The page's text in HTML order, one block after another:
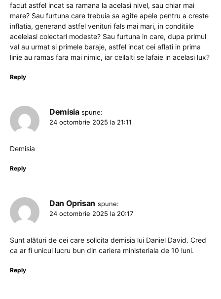
facut astfel incat sa ramana la acelasi nivel, sau chiar mai
mare? Sau furtuna care trebuia sa agite apele pentru a creste
inflatia, generand astfel venituri fals mai mari, in conditiile
aceleiasi colectari modeste? Sau furtuna in care, dupa primul
val au urmat si primele baraje, astfel incat cei aflati in prima
linie au ramas fara mai nimic, iar ceilalti se lafaie in acelasi lux?
Reply
Demisia spune:
24 octombrie 2025 la 21:11
Demisia
Reply
Dan Oprisan spune:
24 octombrie 2025 la 20:17
Sunt alături de cei care solicita demisia lui Daniel David. Cred
ca ar fi unicul lucru bun din cariera ministeriala de 10 luni.
Reply